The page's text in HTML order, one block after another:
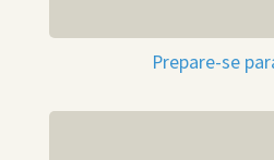
Prepare-se